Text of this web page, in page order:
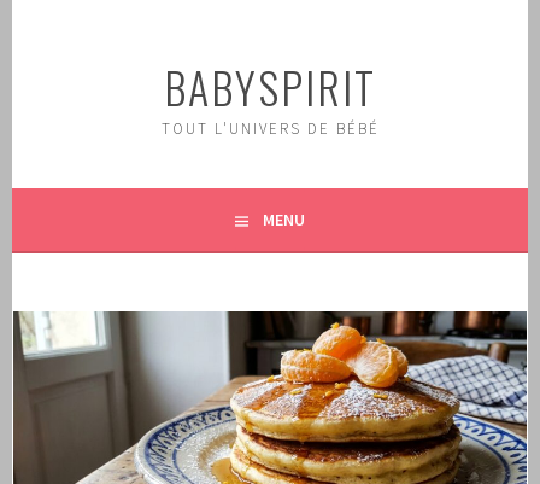
BABYSPIRIT
TOUT L'UNIVERS DE BÉBÉ
MENU